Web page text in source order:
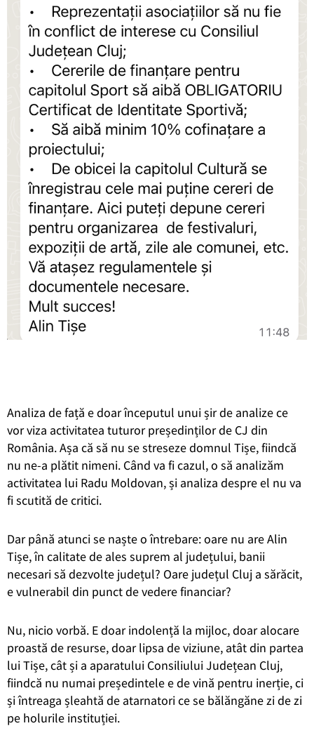
Analiza de față e doar începutul unui șir de analize ce
vor viza activitatea tuturor președinților de CJ din
România. Așa că să nu se streseze domnul Tișe, fiindcă
nu ne-a plătit nimeni. Când va fi cazul, o să analizăm
activitatea lui Radu Moldovan, și analiza despre el nu va
fi scutită de critici.
Dar până atunci se naște o întrebare: oare nu are Alin
Tișe, în calitate de ales suprem al județului, banii
necesari să dezvolte județul? Oare județul Cluj a sărăcit,
e vulnerabil din punct de vedere financiar?
Nu, nicio vorbă. E doar indolență la mijloc, doar alocare
proastă de resurse, doar lipsa de viziune, atât din partea
lui Tișe, cât și a aparatului Consiliului Județean Cluj,
fiindcă nu numai președintele e de vină pentru inerție, ci
și întreaga șleahtă de atarnatori ce se bălăngăne zi de zi
pe holurile instituției.